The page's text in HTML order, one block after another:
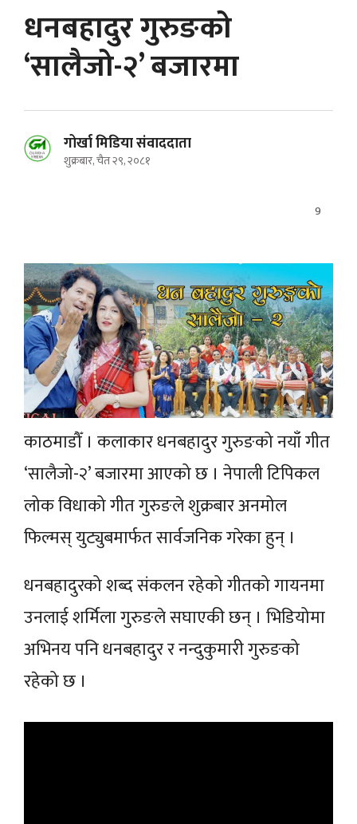
धनबहादुर गुरुङको
‘सालैजो-२’ बजारमा
गोर्खा मिडिया संवाददाता
शुक्रबार, चैत २९, २०८१
9
काठमाडौँ । कलाकार धनबहादुर गुरुङको नयाँ गीत
‘सालैजो-२’ बजारमा आएको छ । नेपाली टिपिकल
लोक विधाको गीत गुरुङले शुक्रबार अनमोल
फिल्मस् युट्युबमार्फत सार्वजनिक गरेका हुन् ।
धनबहादुरको शब्द संकलन रहेको गीतको गायनमा
उनलाई शर्मिला गुरुङले सघाएकी छन् । भिडियोमा
अभिनय पनि धनबहादुर र नन्दुकुमारी गुरुङको
रहेको छ ।